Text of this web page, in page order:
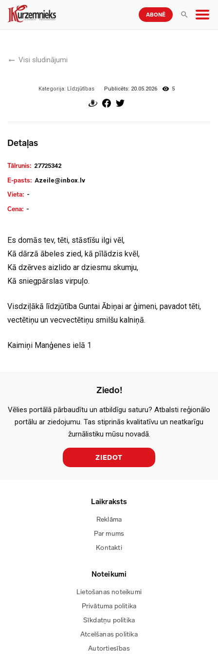
ABONĒ
Visi sludinājumi
Kategorija: Līdzjūtības Publicēts: 20.05.2026 5
Detaļas
Tālrunis: 27725342
E-pasts: Azeile@inbox.lv
Vieta: -
Cena: -
Es domās tev, tēti, stāstīšu ilgi vēl,
Kā dārzā ābeles zied, kā pīlādzis kvēl,
Kā dzērves aizlido ar dziesmu skumju,
Kā sniegpārslas virpuļo.
Visdziļākā līdzjūtība Guntai Ābiņai ar ģimeni, pavadot tēti,
vectētiņu un vecvectētiņu smilšu kalniņā.
Kaimiņi Manģenes ielā 1
Ziedo!
Vēlies portālā pārbaudītu un atbildīgu saturu? Atbalsti reģionālo
portālu ar ziedojumu. Tas stiprinās kvalitatīvu un neatkarīgu
žurnālistiku mūsu novadā.
ZIEDOT
Laikraksts
Reklāma
Par mums
Kontakti
Noteikumi
Lietošanas noteikumi
Privātuma politika
Sīkdatņu politika
Atcelšanas politika
Autortiesības